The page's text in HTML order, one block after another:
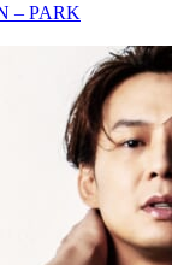
– PARK